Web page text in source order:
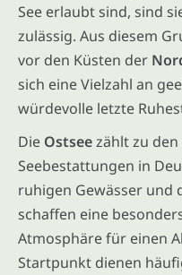
See erlaubt sind, sind
zulässig. Aus diesem
vor den Küsten der
sich eine Vielzahl an
würdevolle letzte
Die Ostseezählt zu
Seebestattungen in
ruhigen Gewässer und
schaffen eine
Atmosphäre für einen
Startpunkt dienen